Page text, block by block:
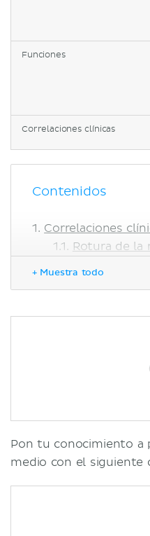
Funciones
Correlaciones clínicas
Contenidos
Correlaciones
Rotura de la
+ Muestra todo
Pon tu conocimiento a
medio con el siguiente